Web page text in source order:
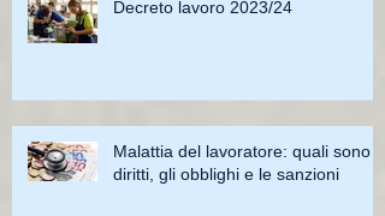
Decreto lavoro 2023/24
Malattia del lavoratore: quali sono i
diritti, gli obblighi e le sanzioni